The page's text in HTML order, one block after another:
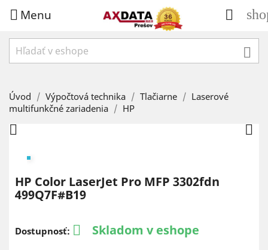
 Menu 

Úvod Výpočtová technika Tlačiarne
Laserové
multifunkčné zariadenia
HP
 
HP Color LaserJet Pro MFP 3302fdn
499Q7F#B19
Dostupnosť:  Skladom v eshope